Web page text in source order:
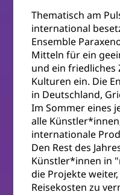
Thematisch am
international
Ensemble
Mitteln für ein
und ein friedliches
Kulturen ein. Die
in Deutschland,
Im Sommer eines
alle
internationale
Den Rest des
Künstler*innen in
die Projekte
Reisekosten zu